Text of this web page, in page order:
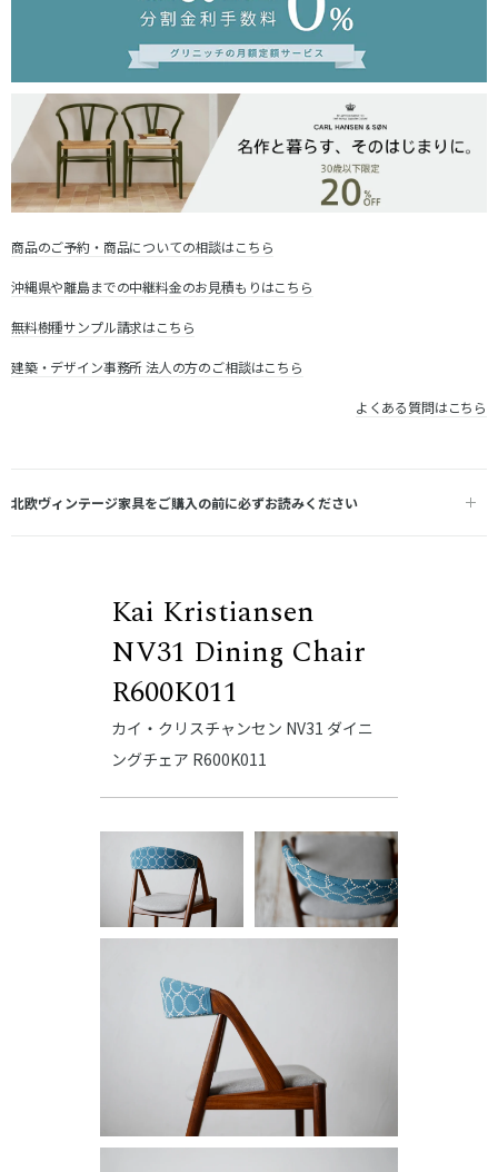
商品のご予約・商品についての相談はこちら
沖縄県や離島までの中継料金のお見積もりはこちら
無料樹種サンプル請求はこちら
建築・デザイン事務所 法人の方のご相談はこちら
よくある質問はこちら
北欧ヴィンテージ家具をご購入の前に必ずお読みください
Kai Kristiansen
NV31 Dining Chair
R600K011
カイ・クリスチャンセン NV31 ダイニ
ングチェア R600K011